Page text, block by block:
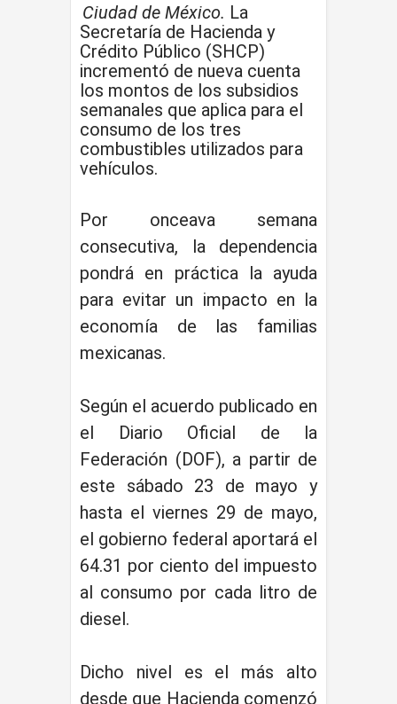
Ciudad de México. La
Secretaría de Hacienda y
Crédito Público (SHCP)
incrementó de nueva cuenta
los montos de los subsidios
semanales que aplica para el
consumo de los tres
combustibles utilizados para
vehículos.
Por onceava semana
consecutiva, la dependencia
pondrá en práctica la ayuda
para evitar un impacto en la
economía de las familias
mexicanas.
Según el acuerdo publicado en
el Diario Oficial de la
Federación (DOF), a partir de
este sábado 23 de mayo y
hasta el viernes 29 de mayo,
el gobierno federal aportará el
64.31 por ciento del impuesto
al consumo por cada litro de
diesel.
Dicho nivel es el más alto
desde que Hacienda comenzó